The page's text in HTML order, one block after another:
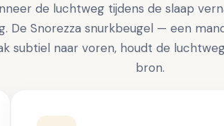
de luchtweg tijdens de slaap
De Snorezza snurkbeugel — een
subtiel naar voren, houdt de
bron.